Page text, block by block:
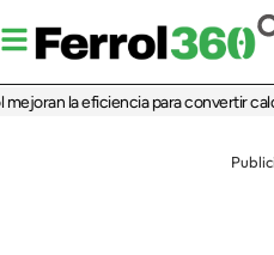
la eficiencia para convertir calor